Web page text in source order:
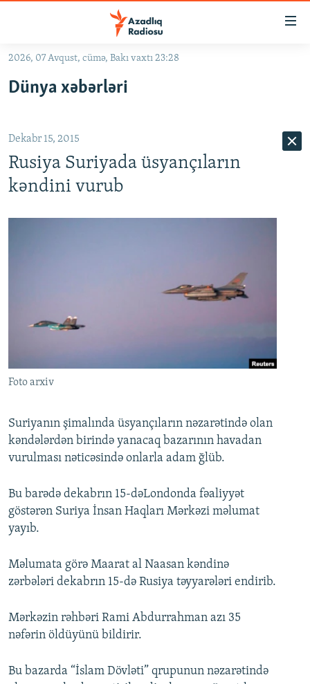
Əsas
qayıt
qayıt
Axtarışa
keç
#İZAHLA
FƏRQƏ BAX
İNFOQRAFIKA
AZƏRBAYCAN ƏDƏBIYYATI KITABXANASI
MISSIYAMIZ
BIZIMLƏ ƏLAQƏ
XƏBƏR BÜLLETENLƏRIMIZ
2026, 07 Avqust, cümə, Bakı vaxtı 23:28
Dünya xəbərləri
Dekabr 15, 2015
Rusiya Suriyada üsyançıların
kəndini vurub
Foto arxiv
Suriyanın şimalında üsyançıların nəzarətində olan
kəndələrdən birində yanacaq bazarının havadan
vurulması nəticəsində onlarla adam ğlüb.
Bu barədə dekabrın 15-dəLondonda fəaliyyət
göstərən Suriya İnsan Haqları Mərkəzi məlumat
yayıb.
Məlumata görə Maarat al Naasan kəndinə
zərbələri dekabrın 15-də Rusiya təyyarələri endirib.
Mərkəzin rəhbəri Rami Abdurrahman azı 35
nəfərin öldüyünü bildirir.
Bu bazarda “İslam Dövləti” qrupunun nəzarətində